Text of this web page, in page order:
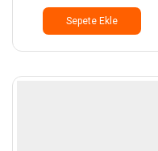
Sepete Ekle